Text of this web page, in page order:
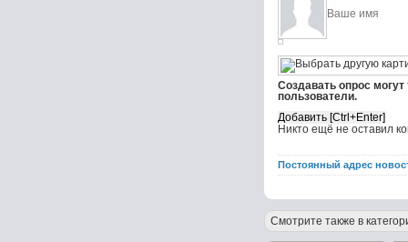
Создавать опрос
пользователи.
Никто ещё не оставил
Постоянный адрес
Смотрите также в